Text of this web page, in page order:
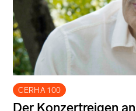
CERHA 100
Der Konzertreigen